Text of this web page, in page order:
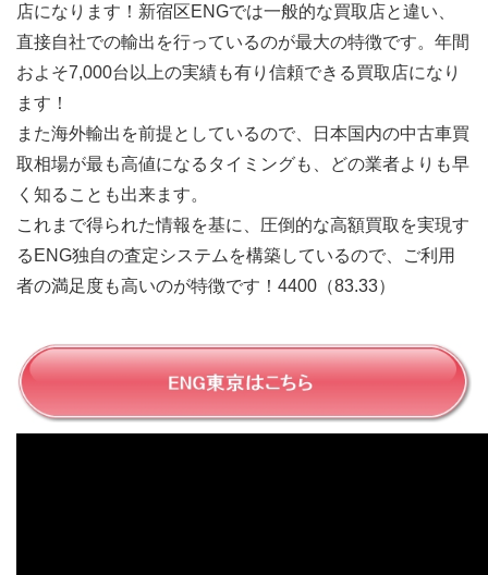
店になります！新宿区ENGでは一般的な買取店と違い、
直接自社での輸出を行っているのが最大の特徴です。年間
およそ7,000台以上の実績も有り信頼できる買取店になり
ます！
また海外輸出を前提としているので、日本国内の中古車買
取相場が最も高値になるタイミングも、どの業者よりも早
く知ることも出来ます。
これまで得られた情報を基に、圧倒的な高額買取を実現す
るENG独自の査定システムを構築しているので、ご利用
者の満足度も高いのが特徴です！4400（83.33）